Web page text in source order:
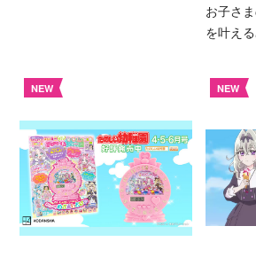
お子さ
を叶え
NEW NEW